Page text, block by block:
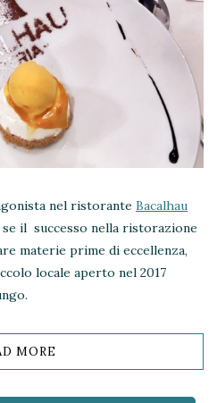
nel ristorante Bacalhau
se il successo nella ristorazione
materie prime di eccellenza,
locale aperto nel 2017
MORE